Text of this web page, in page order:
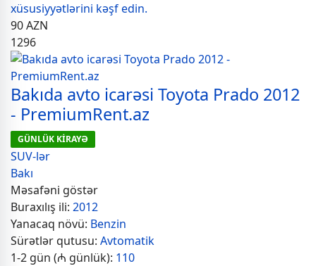
xüsusiyyətlərini kəşf edin.
90AZN
1296
Bakıda avto icarəsi Toyota Prado 2012
- PremiumRent.az
GÜNLÜK KİRAYƏ
SUV-lər
Bakı
Məsafəni göstər
Buraxılış ili: 2012
Yanacaq növü: Benzin
Sürətlər qutusu: Avtomatik
1-2 gün (₼ günlük): 110